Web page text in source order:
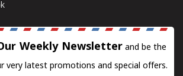
Weekly Newsletter and be the
very latest promotions and special offers.